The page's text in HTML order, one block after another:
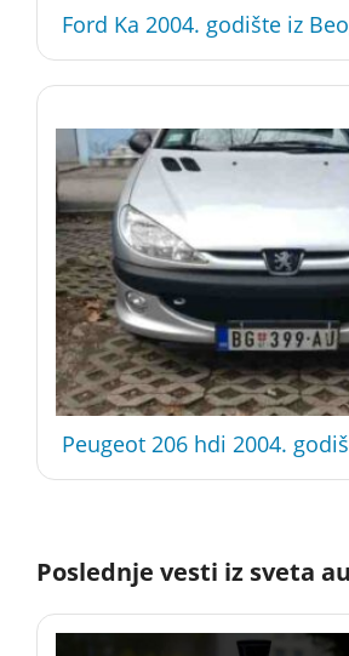
Ford Ka 2004. godište iz
Peugeot 206 hdi 2004.
Poslednje vesti iz sveta